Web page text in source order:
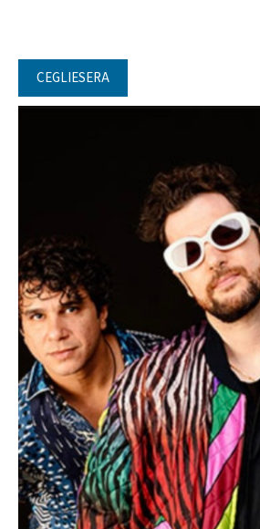
CEGLIESERA